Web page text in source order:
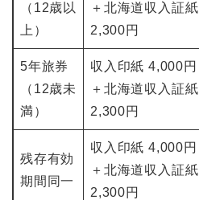
（12歳以
上）
＋北海道収入証紙
2,300円
5年旅券
（12歳未
満）
収入印紙 4,000円
＋北海道収入証紙
2,300円
残存有効
期間同一
収入印紙 4,000円
＋北海道収入証紙
2,300円